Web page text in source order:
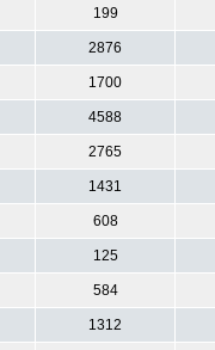
199
2876
1700
4588
2765
1431
608
125
584
1312